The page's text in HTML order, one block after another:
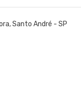
Santo André - SP